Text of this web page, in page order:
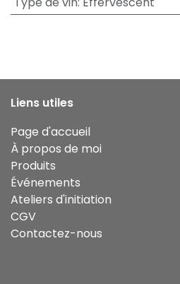
Liens utiles
Page d'accueil
À propos de moi
Produits
Événements
Ateliers d'initiation
CGV
Contactez-nous